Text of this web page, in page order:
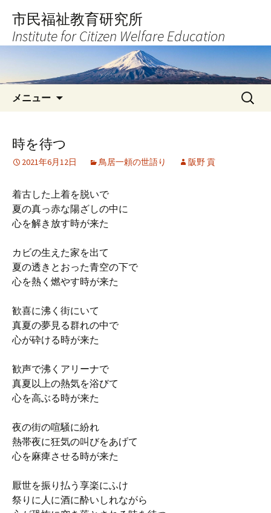
へ
キ
市民福祉教育研究所
Institute for Citizen Welfare Education
メニュー
検
索:
時を待つ
2021年6月12日 鳥居一頼の世語り 阪野 貢
着古した上着を脱いで
夏の真っ赤な陽ざしの中に
心を解き放す時が来た
カビの生えた家を出て
夏の透きとおった青空の下で
心を熱く燃やす時が来た
歓喜に沸く街にいて
真夏の夢見る群れの中で
心が砕ける時が来た
歓声で沸くアリーナで
真夏以上の熱気を浴びて
心を高ぶる時が来た
夜の街の喧騒に紛れ
熱帯夜に狂気の叫びをあげて
心を麻痺させる時が来た
厭世を振り払う享楽にふけ
祭りに人に酒に酔いしれながら